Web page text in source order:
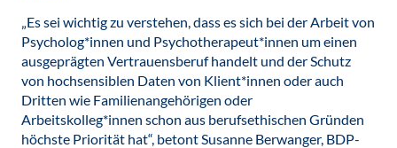
„Es sei wichtig zu verstehen, dass es sich bei der Arbeit von
Psycholog*innen und Psychotherapeut*innen um einen
ausgeprägten Vertrauensberuf handelt und der Schutz
von hochsensiblen Daten von Klient*innen oder auch
Dritten wie Familienangehörigen oder
Arbeitskolleg*innen schon aus berufsethischen Gründen
höchste Priorität hat“, betont Susanne Berwanger, BDP-